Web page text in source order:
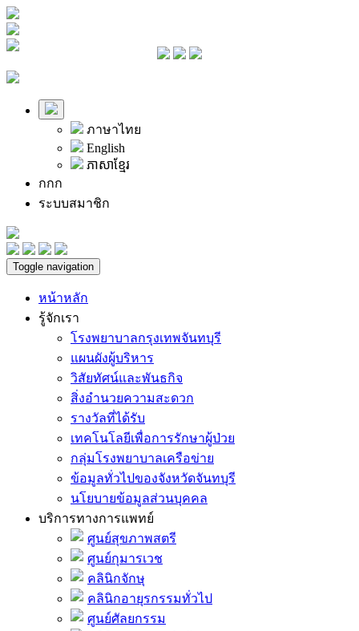
ภาษาไทย
English
ភាសាខ្មែរ
กกก
ระบบสมาชิก
Toggle navigation
หน้าหลัก
รู้จักเรา
โรงพยาบาลกรุงเทพจันทบุรี
แผนผังผู้บริหาร
วิสัยทัศน์และพันธกิจ
สิ่งอำนวยความสะดวก
รางวัลที่ได้รับ
เทคโนโลยีเพื่อการรักษาผู้ป่วย
กลุ่มโรงพยาบาลเครือข่าย
ข้อมูลทั่วไปของจังหวัดจันทบุรี
นโยบายข้อมูลส่วนบุคคล
บริการทางการแพทย์
ศูนย์สุขภาพสตรี
ศูนย์กุมารเวช
คลินิกจักษุ
คลินิกอายุรกรรมทั่วไป
ศูนย์ศัลยกรรม